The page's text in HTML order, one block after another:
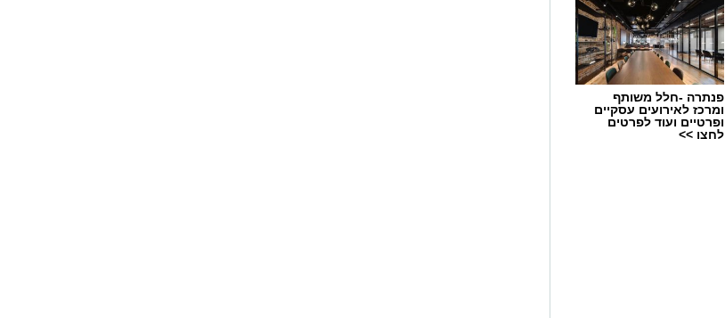
פנתרה -חלל משותף
ומרכז לאירועים עסקיים
ופרטיים ועוד לפרטים
לחצו >>